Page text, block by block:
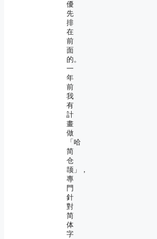
優
先
排
在
前
面
的。
一
年
前
我
有
計
畫
做
「哈
简
仓
颉」，
專
門
針
對
简
体
字